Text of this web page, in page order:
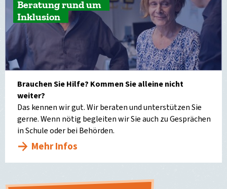
Beratung rund um
Inklusion
Brauchen Sie Hilfe? Kommen Sie alleine nicht
weiter?
Das kennen wir gut. Wir beraten und unterstützen Sie
gerne. Wenn nötig begleiten wir Sie auch zu Gesprächen
in Schule oder bei Behörden.
Mehr Infos